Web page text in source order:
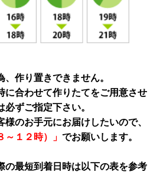
作り置きできません。
に合わせて作りたてをご用意させ
ずご指定下さい。
のお手元にお届けしたいので、
～１２時）」 でお願いします。
の最短到着日時は以下の表を参考